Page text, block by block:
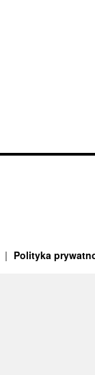
Polityka